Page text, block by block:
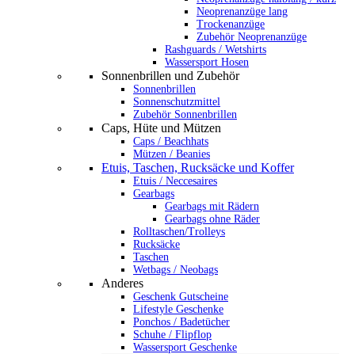
Neoprenanzüge lang
Trockenanzüge
Zubehör Neoprenanzüge
Rashguards / Wetshirts
Wassersport Hosen
Sonnenbrillen und Zubehör
Sonnenbrillen
Sonnenschutzmittel
Zubehör Sonnenbrillen
Caps, Hüte und Mützen
Caps / Beachhats
Mützen / Beanies
Etuis, Taschen, Rucksäcke und Koffer
Etuis / Neccesaires
Gearbags
Gearbags mit Rädern
Gearbags ohne Räder
Rolltaschen/Trolleys
Rucksäcke
Taschen
Wetbags / Neobags
Anderes
Geschenk Gutscheine
Lifestyle Geschenke
Ponchos / Badetücher
Schuhe / Flipflop
Wassersport Geschenke